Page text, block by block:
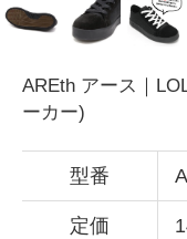
AREth アース｜
ーカー)
型番
定価